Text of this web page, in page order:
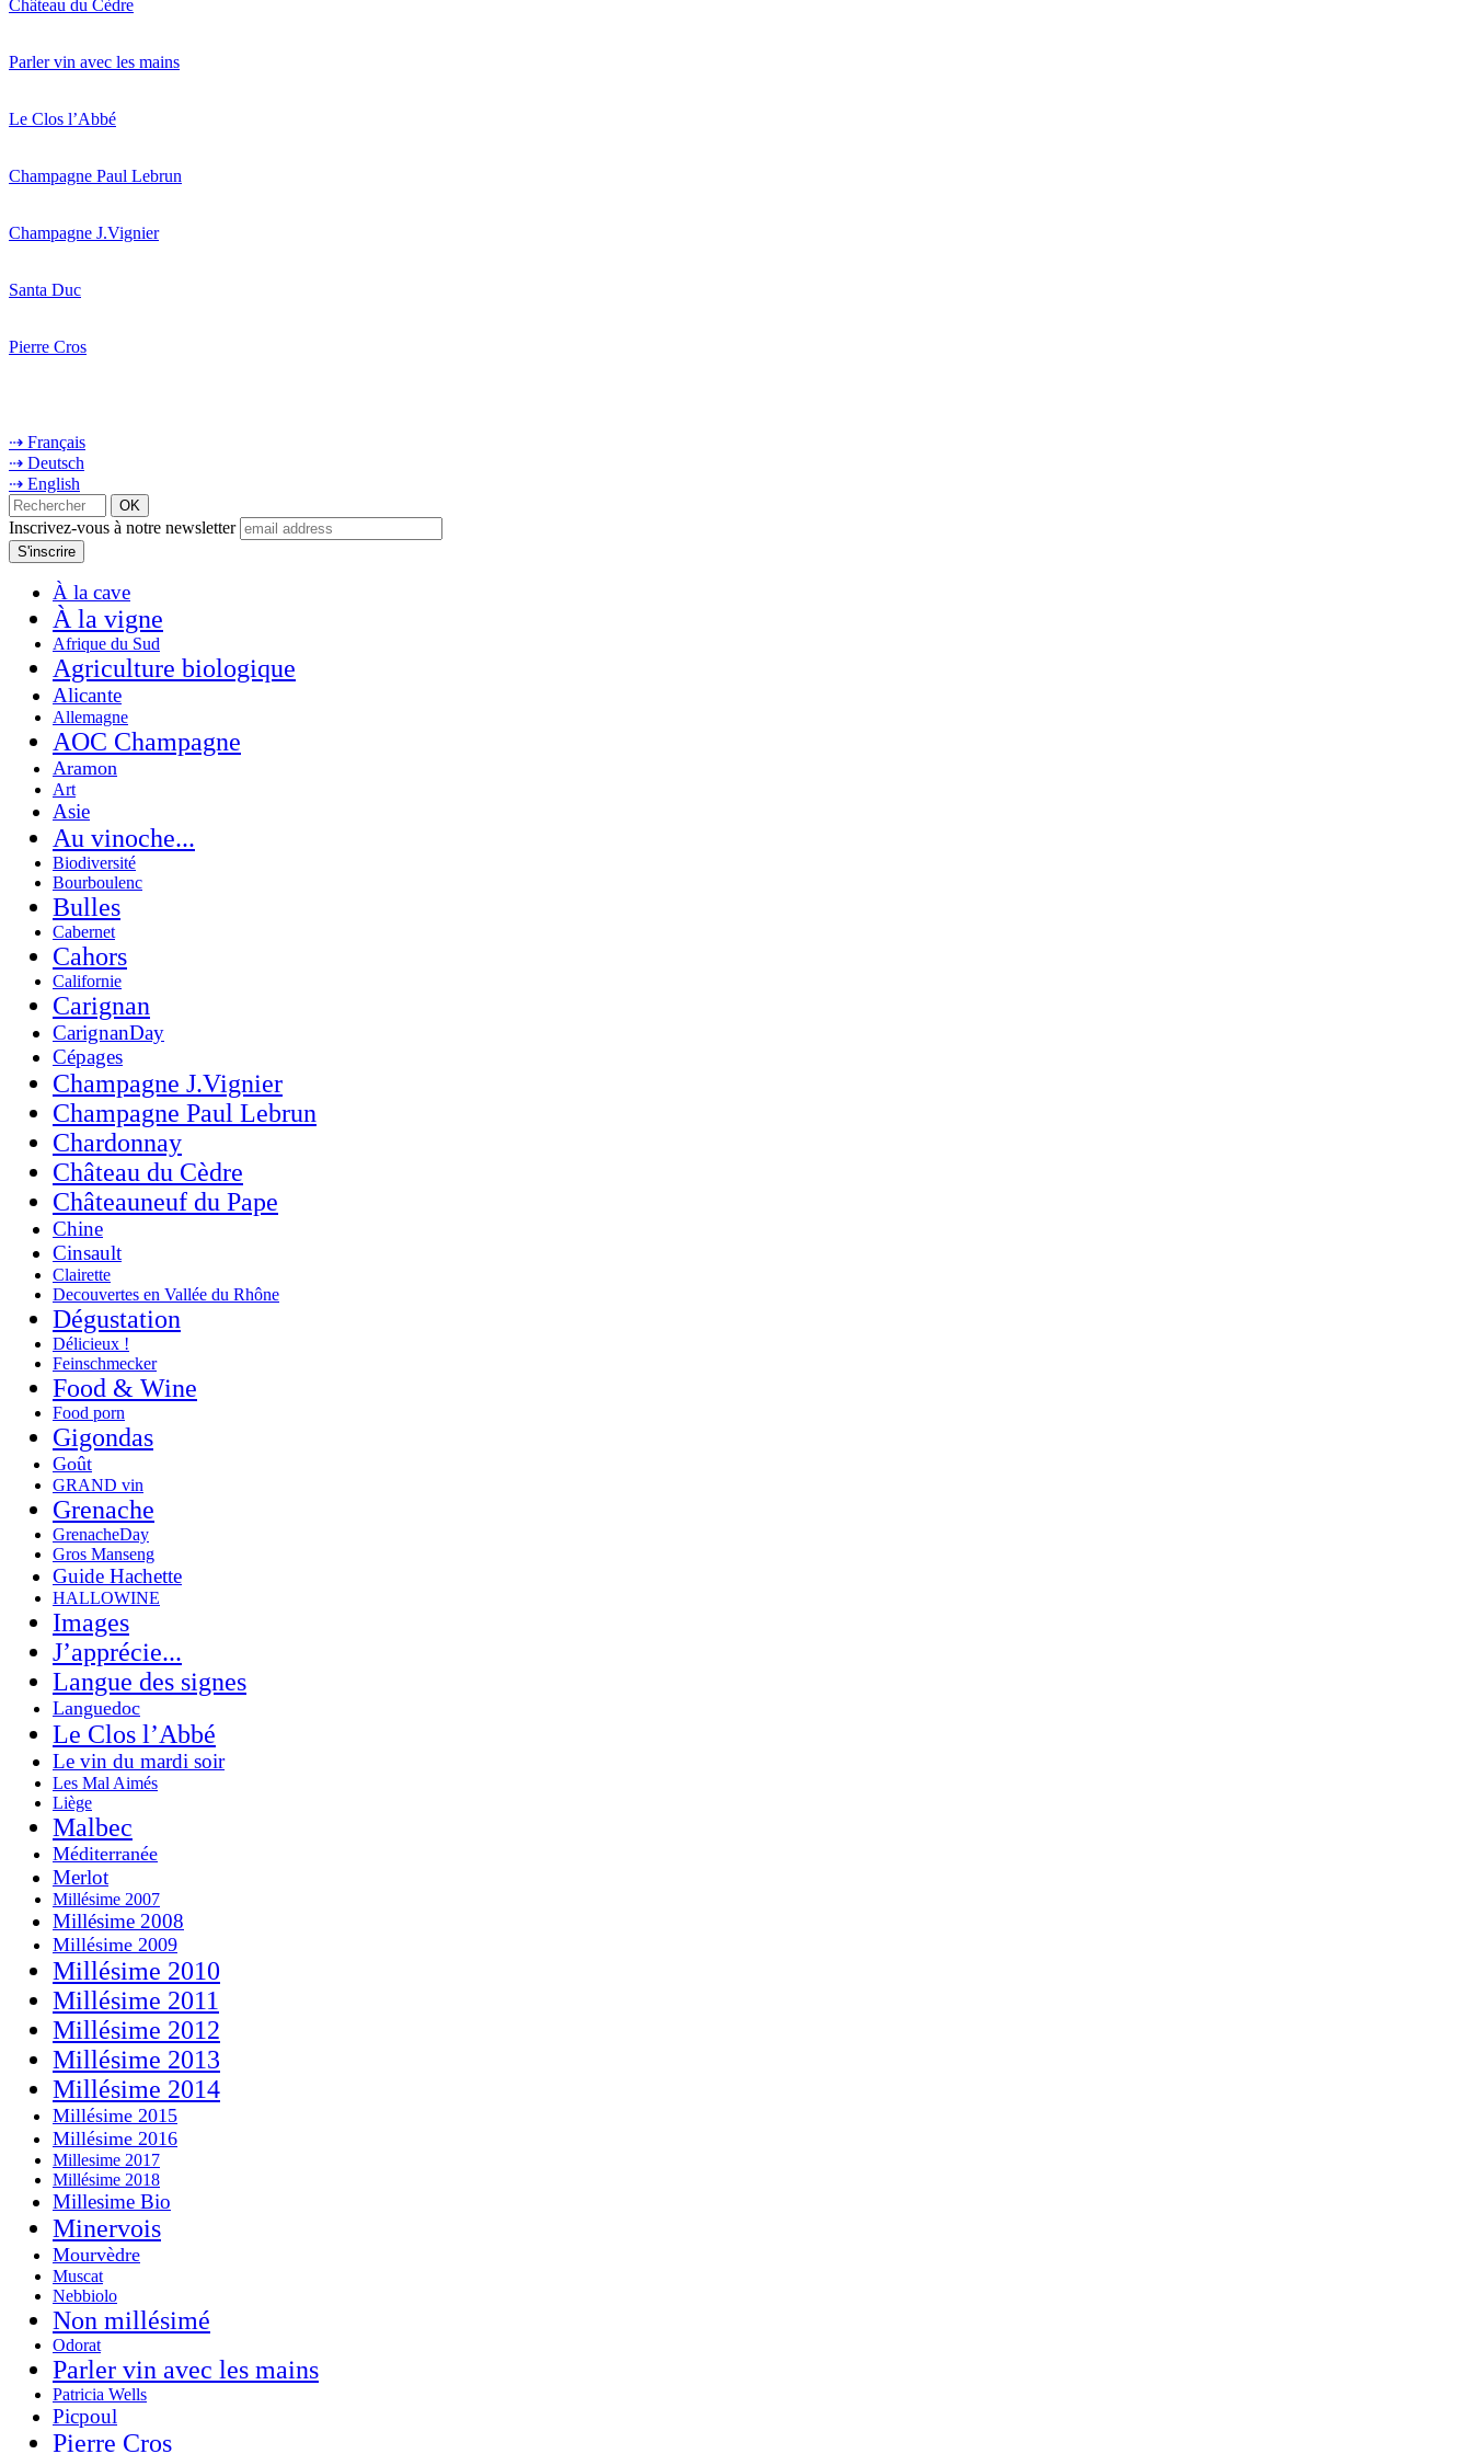
Château du Cèdre
Parler vin avec les mains
Le Clos l’Abbé
Champagne Paul Lebrun
Champagne J.Vignier
Santa Duc
Pierre Cros
⇢ Français
⇢ Deutsch
⇢ English
Inscrivez-vous à notre newsletter
À la cave
À la vigne
Afrique du Sud
Agriculture biologique
Alicante
Allemagne
AOC Champagne
Aramon
Art
Asie
Au vinoche...
Biodiversité
Bourboulenc
Bulles
Cabernet
Cahors
Californie
Carignan
CarignanDay
Cépages
Champagne J.Vignier
Champagne Paul Lebrun
Chardonnay
Château du Cèdre
Châteauneuf du Pape
Chine
Cinsault
Clairette
Decouvertes en Vallée du Rhône
Dégustation
Délicieux !
Feinschmecker
Food & Wine
Food porn
Gigondas
Goût
GRAND vin
Grenache
GrenacheDay
Gros Manseng
Guide Hachette
HALLOWINE
Images
J’apprécie...
Langue des signes
Languedoc
Le Clos l’Abbé
Le vin du mardi soir
Les Mal Aimés
Liège
Malbec
Méditerranée
Merlot
Millésime 2007
Millésime 2008
Millésime 2009
Millésime 2010
Millésime 2011
Millésime 2012
Millésime 2013
Millésime 2014
Millésime 2015
Millésime 2016
Millesime 2017
Millésime 2018
Millesime Bio
Minervois
Mourvèdre
Muscat
Nebbiolo
Non millésimé
Odorat
Parler vin avec les mains
Patricia Wells
Picpoul
Pierre Cros